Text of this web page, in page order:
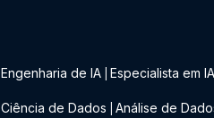
Engenharia de IA Especialista em IA
Ciência de Dados Análise de